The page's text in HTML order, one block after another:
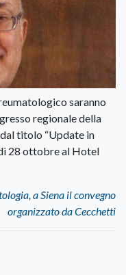
saranno
regionale della
titolo “Update in
28 ottobre al Hotel
a Siena il convegno
organizzato da Cecchetti